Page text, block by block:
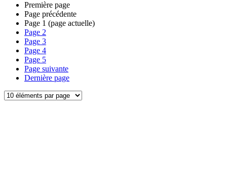
Première page
Page précédente
Page 1 (page actuelle)
Page 2
Page 3
Page 4
Page 5
Page suivante
Dernière page